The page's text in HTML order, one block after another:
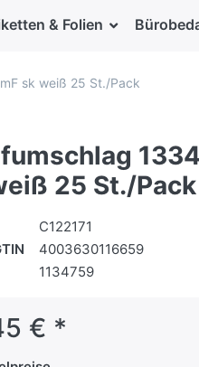
& Folien
sk weiß 25 St./Pack
25 St./Pack
C122171
4003630116659
1134759
€ *